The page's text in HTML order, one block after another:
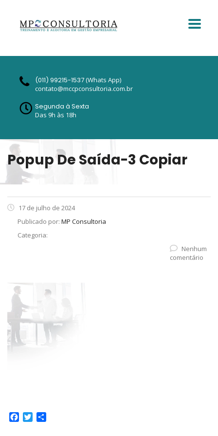
(011) 99215-1537(Whats App)
contato@mccpconsultoria.com.br
Segunda à Sexta
Das 9h às 18h
Popup De Saída-3 Copiar
17 de julho de 2024
Publicado por: MP Consultoria
Categoria:
Nenhum
comentário
Facebook
Twitter